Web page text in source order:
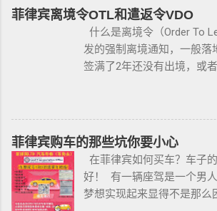
景调查，再向申请人发放枪
获得枪支，这个审核的过程
菲律宾申请合法持有枪支，
岁，并且通过背景调查，才
申请过程还包括通过药物测
丶精神病学检查丶国家警
宾的相关法律，一些行业的
菲律宾律师协会的成员丶
的媒体从业人员丶出纳丶银
父丶基督教牧师丶犹太教拉
菲律宾离境令OTL和遣返令VDO
什么是离境令（Order To
发的强制离境通知，一般落
签满了2年还没有出境，或
工签，47a(2)签证，降签
的，移民局要求必须离境。
离境令，只要在规定时间内
会上移民局黑名单的。想了
迎联系和咨询我们，微信：
@BGC998 Whats app：
话：0912-0912-222 优先使
菲律宾购车的那些坑你要小心
在菲律宾如何买车？车子
好！ 有一辆座驾是一个男
梦想实现起来显得不是那么